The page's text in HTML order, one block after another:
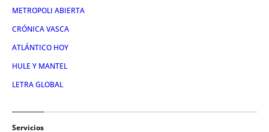
METROPOLI ABIERTA
CRÓNICA VASCA
ATLÁNTICO HOY
HULE Y MANTEL
LETRA GLOBAL
Servicios